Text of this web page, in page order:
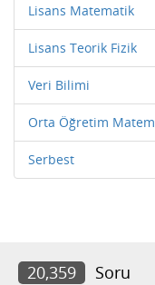
Lisans Matematik
Lisans Teorik Fizik
Veri Bilimi
Orta Öğretim
Serbest
20,359 Soru